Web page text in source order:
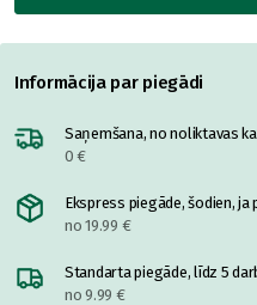
Informācija par piegādi
Saņemšana, no noliktavas
0 €
Ekspress piegāde, šodien,
no 19.99 €
Standarta piegāde, līdz 5
no 9.99 €